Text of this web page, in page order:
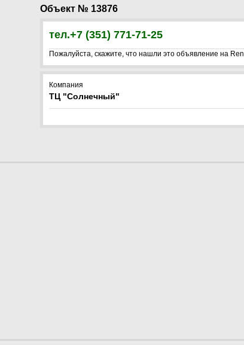
Объект № 13876
тел.+7 (351) 771-71-25
Пожалуйста, скажите, что нашли это объявление на
Компания
ТЦ "Солнечный"